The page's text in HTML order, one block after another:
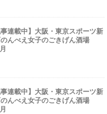
事連載中】大阪・東京スポーツ新
んべえ女子のごきげん酒場
事連載中】大阪・東京スポーツ新
んべえ女子のごきげん酒場